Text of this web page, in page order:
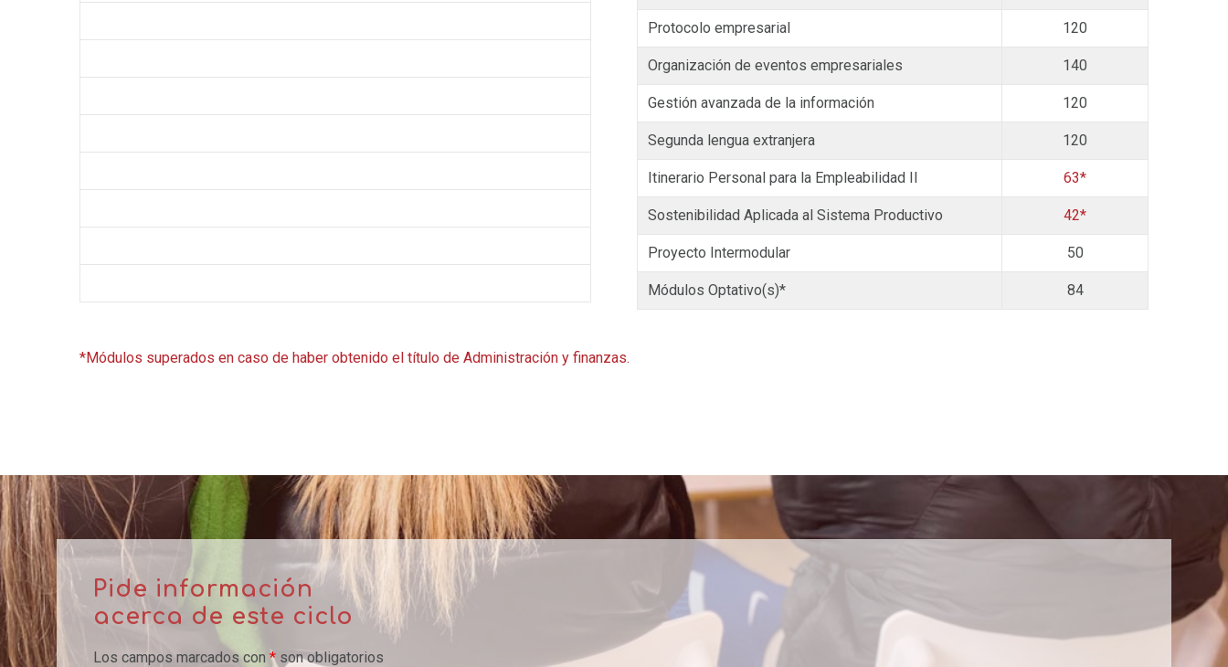
Protocolo empresarial 120
Organización de eventos empresariales 140
Gestión avanzada de la información 120
Segunda lengua extranjera 120
Itinerario Personal para la Empleabilidad II 63*
Sostenibilidad Aplicada al Sistema Productivo 42*
Proyecto Intermodular 50
Módulos Optativo(s)* 84
*Módulos superados en caso de haber obtenido el título de Administración y finanzas.
Pide información
acerca de este ciclo
Los campos marcados con * son obligatorios